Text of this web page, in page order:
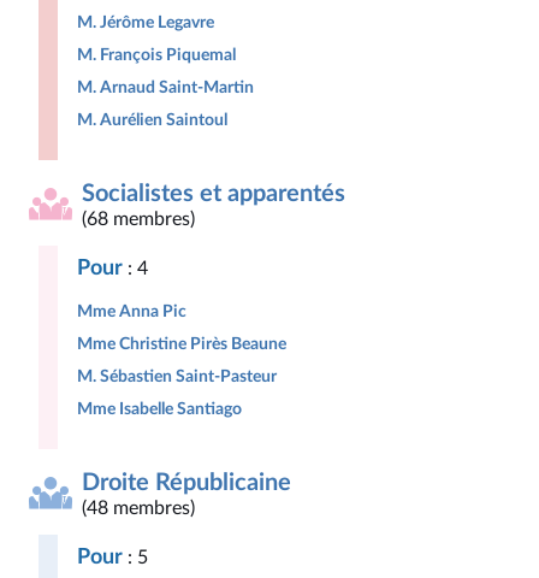
M. Jérôme Legavre
M. François Piquemal
M. Arnaud Saint-Martin
M. Aurélien Saintoul
Socialistes et apparentés
(68 membres)
Pour : 4
Mme Anna Pic
Mme Christine Pirès Beaune
M. Sébastien Saint-Pasteur
Mme Isabelle Santiago
Droite Républicaine
(48 membres)
Pour : 5